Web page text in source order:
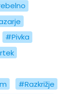
#Pivka
#Razkrižje